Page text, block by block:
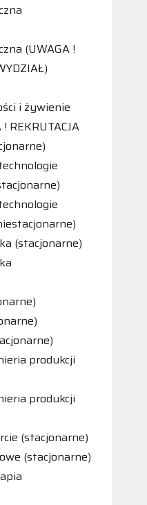
(UWAGA !
i żywienie
REKRUTACJA
(stacjonarne)
produkcji
produkcji
(stacjonarne)
(stacjonarne)